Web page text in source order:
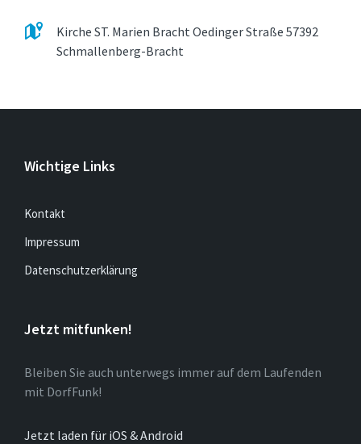
Kirche ST. Marien Bracht Oedinger Straße 57392
Schmallenberg-Bracht
Wichtige Links
Kontakt
Impressum
Datenschutzerklärung
Jetzt mitfunken!
Bleiben Sie auch unterwegs immer auf dem Laufenden
mit DorfFunk!
Jetzt laden für iOS & Android